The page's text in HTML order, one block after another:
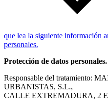
que lea la siguiente información
personales.
Protección de datos personales.
Responsable del tratamiento:
URBANISTAS, S.L.,
CALLE EXTREMADURA, 2